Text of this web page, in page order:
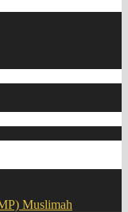
Muslimah